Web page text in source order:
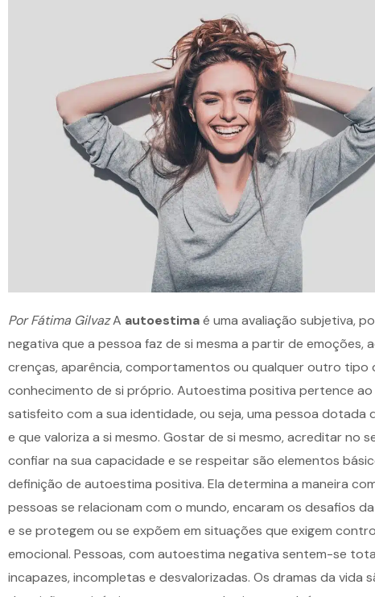
Por Fátima GilvazA autoestimaé uma avaliação subjetiva,
negativa que a pessoa faz de si mesma a partir de emoções,
crenças, aparência, comportamentos ou qualquer outro tipo
conhecimento de si próprio. Autoestima positiva pertence ao
satisfeito com a sua identidade, ou seja, uma pessoa dotada
e que valoriza a si mesmo. Gostar de si mesmo, acreditar no
confiar na sua capacidade e se respeitar são elementos
definição de autoestima positiva. Ela determina a maneira
pessoas se relacionam com o mundo, encaram os desafios
e se protegem ou se expõem em situações que exigem
emocional. Pessoas, com autoestima negativa sentem-se
incapazes, incompletas e desvalorizadas. Os dramas da vida